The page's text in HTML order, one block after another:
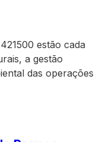
estão cada
a gestão
das operações